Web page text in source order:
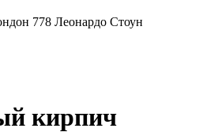
778 Леонардо Стоун
кирпич